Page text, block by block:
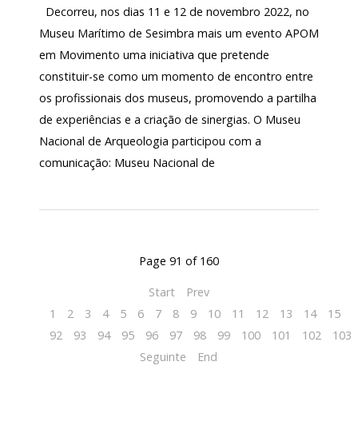
Decorreu, nos dias 11 e 12 de novembro 2022, no
Museu Marítimo de Sesimbra mais um evento APOM
em Movimento uma iniciativa que pretende
constituir-se como um momento de encontro entre
os profissionais dos museus, promovendo a partilha
de experiências e a criação de sinergias. O Museu
Nacional de Arqueologia participou com a
comunicação: Museu Nacional de
Page 91 of 160
Start
Prev
1
2 3 4 5 6 7 8 9 10 11 12 13 14 15
92
93 94 95 96 97 98 99 100 101 102
103
Seguinte
End